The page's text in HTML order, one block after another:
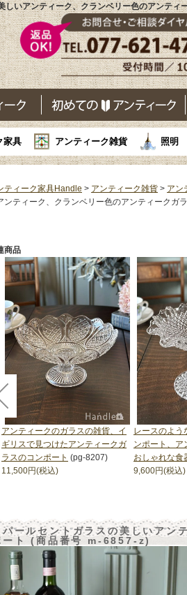
しいアンティーク、クランベリー色のアンテ
家具 アンティーク雑貨 照明
ティーク家具Handle > アンティーク雑貨 > アン
ンティーク、クランベリー色のアンティークガ
商品
アンティークのガラスの雑貨、イ
ギリスで見つけたアンティークガ
ラスのコンポート (pg-8207)
11,500円(税込)
レースのよう
ンポート、ア
おしゃれな食
9,600円(税込)
パールセントガラスの美しいアン
ート (商品番号 m-6857-z)